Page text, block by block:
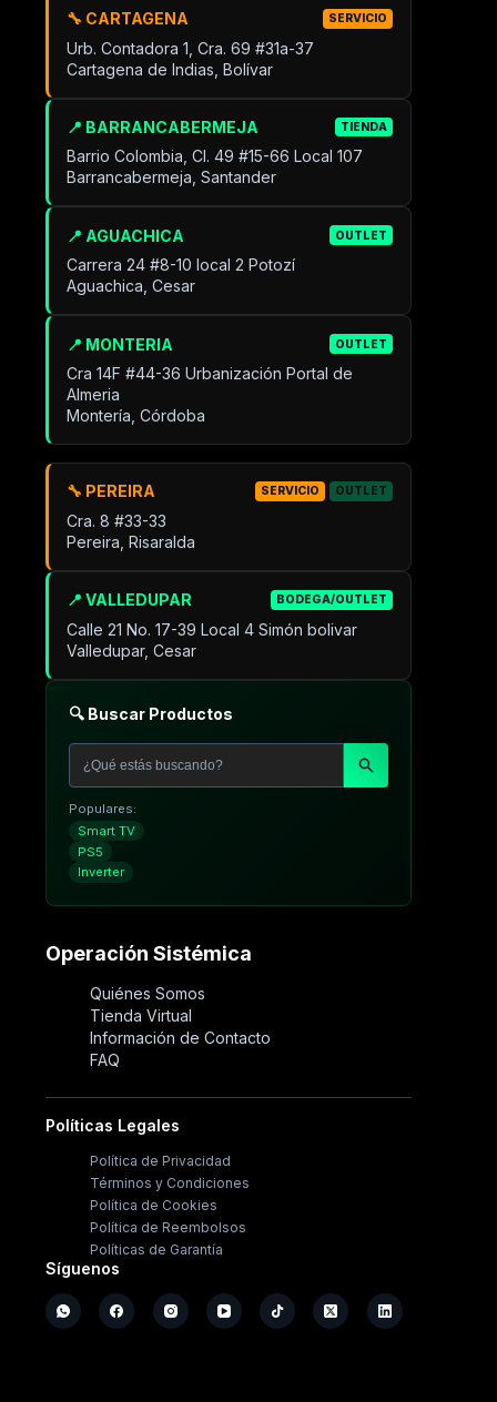
🔧 CARTAGENA SERVICIO
Urb. Contadora 1, Cra. 69 #31a-37
Cartagena de Indias, Bolívar
📍 BARRANCABERMEJA TIENDA
Barrio Colombia, Cl. 49 #15-66 Local 107
Barrancabermeja, Santander
📍 AGUACHICA OUTLET
Carrera 24 #8-10 local 2 Potozí
Aguachica, Cesar
📍 MONTERIA OUTLET
Cra 14F #44-36 Urbanización Portal de
Almeria
Montería, Córdoba
📍 VALLEDUPAR BODEGA/OUTLET
Calle 21 No. 17-39 Local 4 Simón bolivar
Valledupar, Cesar
🔧 PEREIRA SERVICIO OUTLET
Cra. 8 #33-33
Pereira, Risaralda
🔍 Buscar Productos
Populares:
Smart TV
PS5
Inverter
Operación Sistémica
Quiénes Somos
Tienda Virtual
Información de Contacto
FAQ
Políticas Legales
Política de Privacidad
Términos y Condiciones
Política de Cookies
Política de Reembolsos
Políticas de Garantía
Síguenos